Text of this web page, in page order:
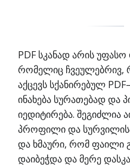
PDF სკანად არის
რომელიც ჩვეულებრივ,
აქცევს სქანირებულ
ინახება სურათებად და
იედიტირება. შეგიძლია
პროფილი და
და ხმაური, რომ ფაილი
დაიბეჭდა და მერე